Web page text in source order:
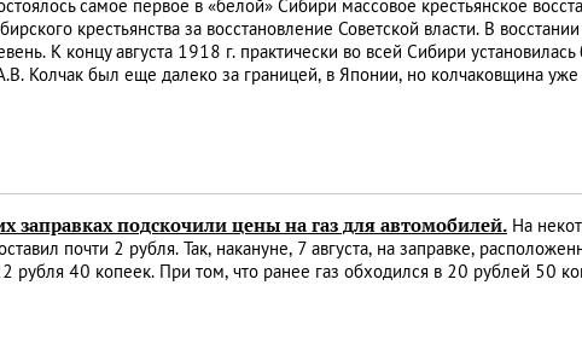
самое первое в «белой» Сибири массовое крестьянское
крестьянства за восстановление Советской власти. В
К концу августа 1918 г. практически во всей Сибири
Колчак был еще далеко за границей, в Японии, но колчаковщина уже
заправках подскочили цены на газ для автомобилей. На
почти 2 рубля. Так, накануне, 7 августа, на заправке,
рубля 40 копеек. При том, что ранее газ обходился в 20 рублей 50